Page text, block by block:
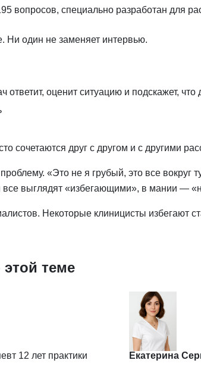
вопросов, специально разработан для
Ни один не заменяет интервью.
ответит, оценит ситуацию и подскажет,
сочетаются друг с другом и с другими
«Это не я грубый, это все вокруг
выглядят «избегающими», в мании —
Некоторые клиницисты избегают
теме
12 лет практики Екатерина